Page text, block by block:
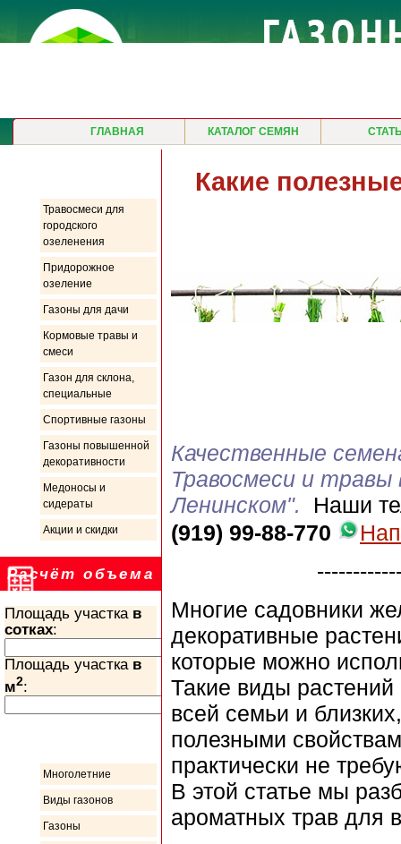
ГЛАВНАЯ КАТАЛОГ СЕМЯН
Травосмеси для
городского
озеленения
Придорожное
озеление
Газоны для дачи
Кормовые травы и
смеси
Газон для склона,
специальные
Спортивные газоны
Газоны повышенной
декоративности
Медоносы и
сидераты
Акции и скидки
Расчёт объема
Площадь участка в
сотках:
Площадь участка в
м2:
Многолетние
Виды газонов
Газоны
Какие
Качественные
Травосмеси и травы
Ленинском".
Наши
(919) 99-88-770
Многие садовники
декоративные
которые можно
Такие виды
всей семьи и
полезными
практически не
В этой статье мы
ароматных трав для